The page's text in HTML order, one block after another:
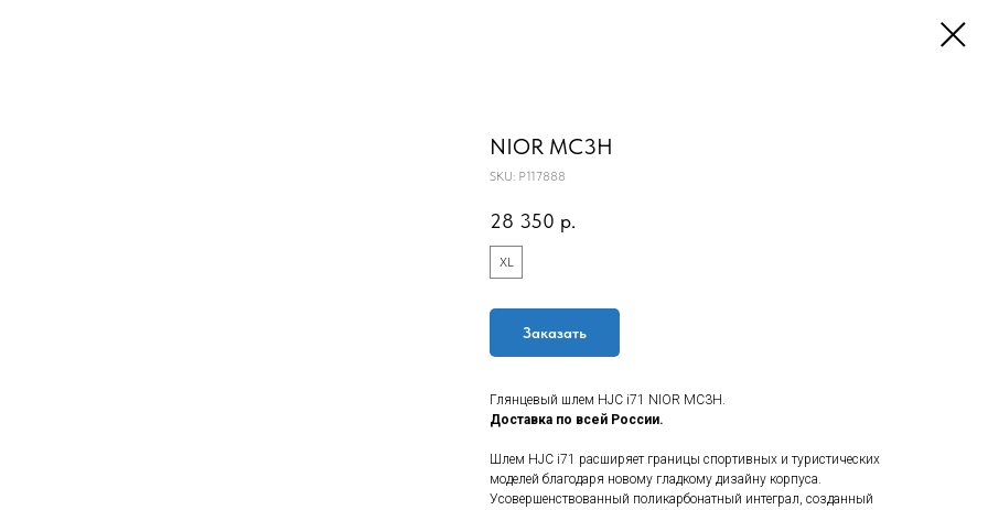
NIOR MC3H
SKU: P117888
28 350 р.
XL
Заказать
Глянцевый шлем HJC i71 NIOR MC3H.
Доставка по всей России.
Шлем HJC i71 расширяет границы спортивных и туристических
моделей благодаря новому гладкому дизайну корпуса.
Усовершенствованный поликарбонатный интеграл, созданный